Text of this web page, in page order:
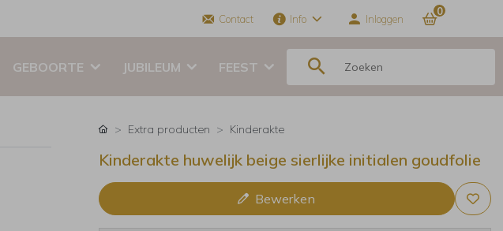
Contact Info Inloggen
0
GEBOORTE JUBILEUM FEEST
Extra producten Kinderakte
Kinderakte huwelijk beige sierlijke initialen goudfolie
Bewerken